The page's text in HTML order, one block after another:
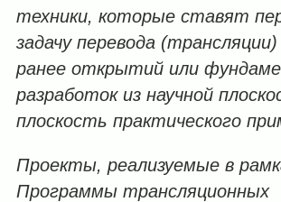
техники, которые ставят
задачу перевода
ранее открытий или
разработок из научной
плоскость практического
Проекты, реализуемые в
Программы трансляционных